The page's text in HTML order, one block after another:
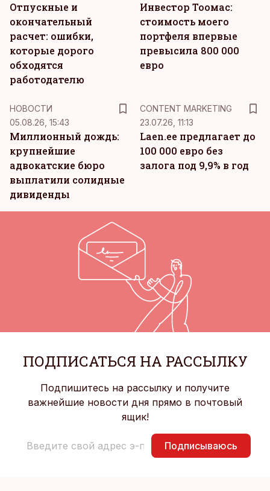
Отпускные и
окончательный
расчет: ошибки,
которые дорого
обходятся
работодателю
Инвестор Тоомас:
стоимость моего
портфеля впервые
превысила 800 000
евро
НОВОСТИ
05.08.26, 15:43
Миллионный дождь:
крупнейшие
адвокатские бюро
выплатили солидные
дивиденды
CONTENT MARKETING
23.07.26, 11:13
Laen.ee предлагает до
100 000 евро без
залога под 9,9% в год
ПОДПИСАТЬСЯ НА РАССЫЛКУ
Подпишитесь на рассылку и получите
важнейшие новости дня прямо в почтовый
ящик!
Подписываюсь